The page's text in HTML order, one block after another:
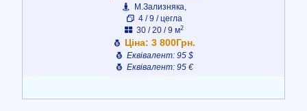
М.Зализняка,
4 / 9 / цегла
30 / 20 / 9 м2
Ціна: 3 800Грн.
Еквівалент: 95 $
Еквівалент: 95 €